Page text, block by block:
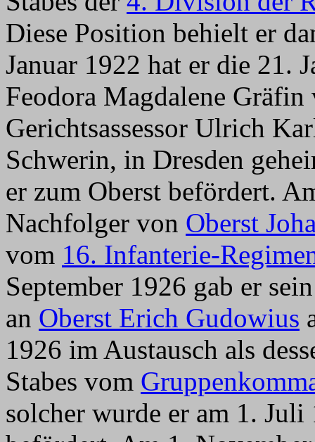
Diese Position behielt er
Januar 1922 hat er die 21.
Feodora Magdalene
Gerichtsassessor Ulrich
Schwerin, in Dresden
er zum Oberst befördert.
Nachfolger von Oberst
vom 16. Infanterie-
September 1926 gab er
an Oberst Erich Gudowius
1926 im Austausch als
Stabes vom
solcher wurde er am 1.